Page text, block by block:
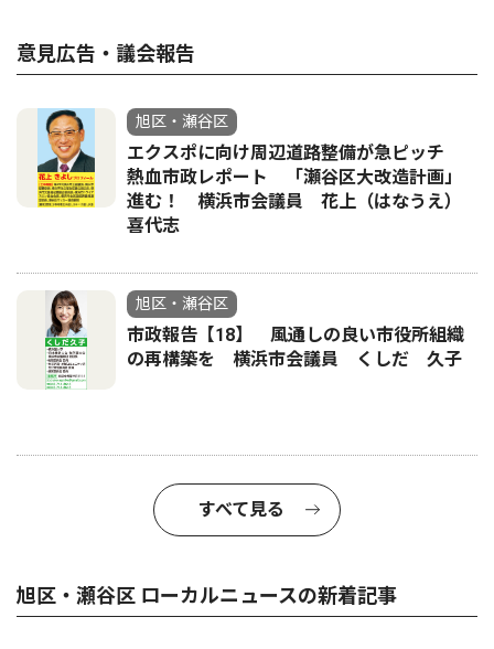
意見広告・議会報告
旭区・瀬谷区
エクスポに向け周辺道路整備が急ピッチ
熱血市政レポート 「瀬谷区大改造計画」
進む！ 横浜市会議員 花上（はなうえ）
喜代志
旭区・瀬谷区
市政報告【18】 風通しの良い市役所組織
の再構築を 横浜市会議員 くしだ 久子
すべて見る
旭区・瀬谷区 ローカルニュースの新着記事